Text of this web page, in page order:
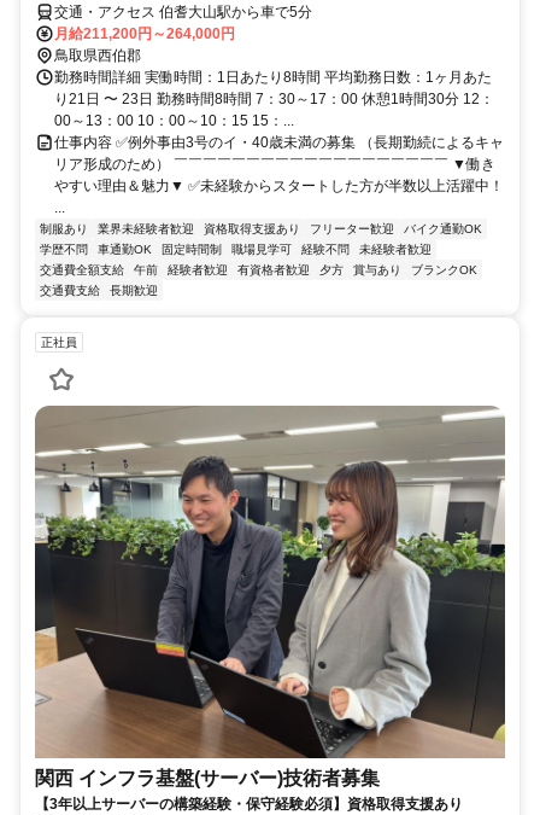
交通・アクセス 伯耆大山駅から車で5分
月給211,200円～264,000円
鳥取県西伯郡
勤務時間詳細 実働時間：1日あたり8時間 平均勤務日数：1ヶ月あた
り21日 〜 23日 勤務時間8時間 7：30～17：00 休憩1時間30分 12：
00～13：00 10：00～10：15 15：...
仕事内容 ✅例外事由3号のイ・40歳未満の募集 （長期勤続によるキャ
リア形成のため） ￣￣￣￣￣￣￣￣￣￣￣￣￣￣￣￣￣￣￣ ▼働き
やすい理由＆魅力▼ ✅未経験からスタートした方が半数以上活躍中！
制服あり 業界未経験者歓迎 資格取得支援あり フリーター歓迎
バイク通勤OK
学歴不問
車通勤OK 固定時間制 職場見学可 経験不問
未経験者歓迎
交通費全額支給
午前 経験者歓迎 有資格者歓迎 夕方 賞与あり
ブランクOK
交通費支給
長期歓迎
正社員
関西 インフラ基盤(サーバー)技術者募集
【3年以上サーバーの構築経験・保守経験必須】資格取得支援あり